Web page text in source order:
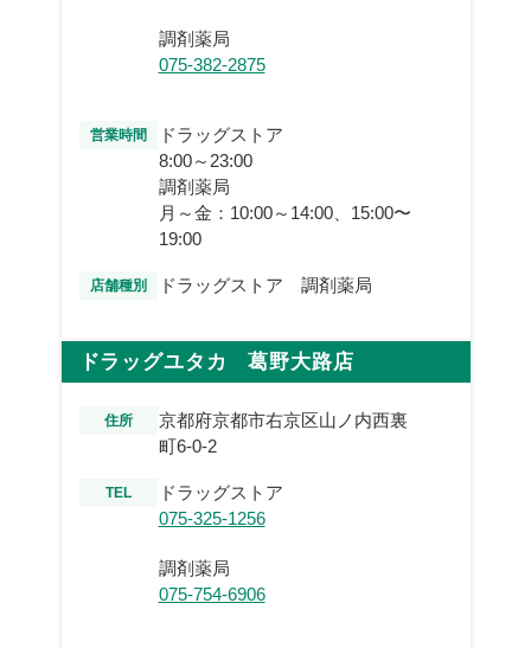
調剤薬局
075-382-2875
営業時間
ドラッグストア
8:00～23:00
調剤薬局
月～金：10:00～14:00、15:00〜
19:00
店舗種別 ドラッグストア 調剤薬局
ドラッグユタカ 葛野大路店
住所
京都府京都市右京区山ノ内西裏
町6-0-2
TEL
ドラッグストア
075-325-1256
調剤薬局
075-754-6906